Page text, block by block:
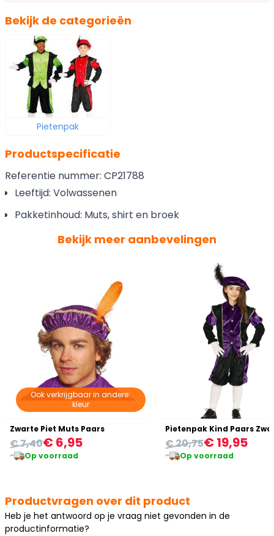
Bekijk de categorieën
Pietenpak
Productspecificatie
Referentie nummer: CP21788
Leeftijd: Volwassenen
Pakketinhoud: Muts, shirt en broek
Bekijk meer aanbevelingen
Ook verkrijgbaar in andere:
kleur
Zwarte Piet Muts Paars
€ 6,95
€ 7,40
Op voorraad
Pietenpak Kind Paars
€ 19,95
€ 20,75
Op voorraad
Productvragen over dit product
Heb je het antwoord op je vraag niet gevonden in de
productinformatie?